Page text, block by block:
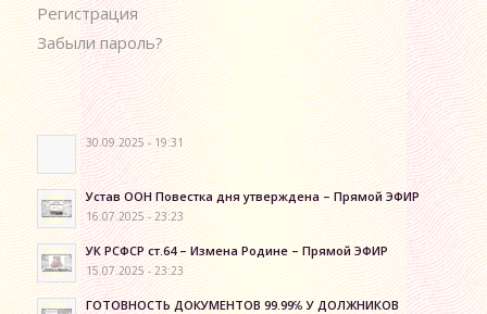
Регистрация
Забыли пароль?
30.09.2025 - 19:31
Устав ООН Повестка дня утверждена – Прямой ЭФИР
16.07.2025 - 23:23
УК РСФСР ст.64 – Измена Родине – Прямой ЭФИР
15.07.2025 - 23:23
ГОТОВНОСТЬ ДОКУМЕНТОВ 99.99℅ У ДОЛЖНИКОВ